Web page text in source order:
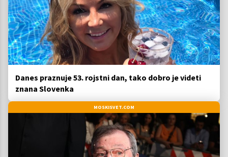
Danes praznuje 53. rojstni dan, tako dobro je videti
znana Slovenka
MOSKISVET.COM